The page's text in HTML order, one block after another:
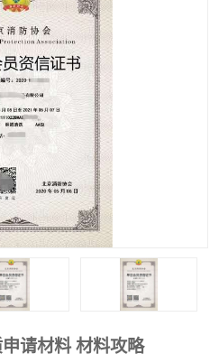
请材料 材料攻略
空调制冷维修安装资质